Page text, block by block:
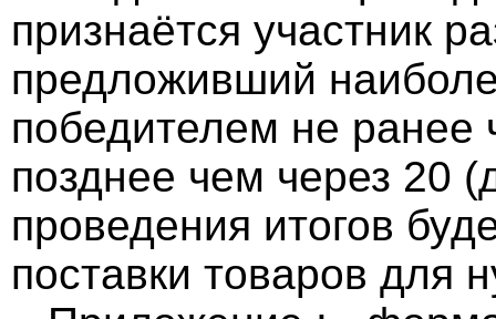
признаётся участник
предложивший
победителем не ранее
позднее чем через 20
проведения итогов
поставки товаров